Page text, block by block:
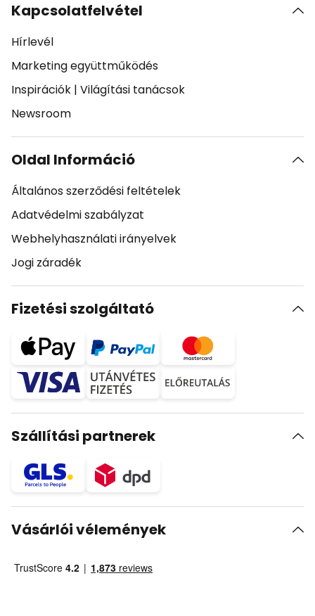
Kapcsolatfelvétel
Hírlevél
Marketing együttműködés
Inspirációk | Világítási tanácsok
Newsroom
Oldal Információ
Általános szerződési feltételek
Adatvédelmi szabályzat
Webhelyhasználati irányelvek
Jogi záradék
Fizetési szolgáltató
Szállítási partnerek
Vásárlói vélemények